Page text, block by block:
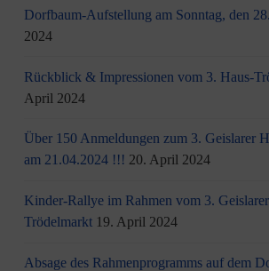
Dorfbaum-Aufstellung am Sonntag, den
2024
Rückblick & Impressionen vom 3. Haus-
April 2024
Über 150 Anmeldungen zum 3. Geislarer
am 21.04.2024 !!! 20. April 2024
Kinder-Rallye im Rahmen vom 3.
Trödelmarkt 19. April 2024
Absage des Rahmenprogramms auf dem